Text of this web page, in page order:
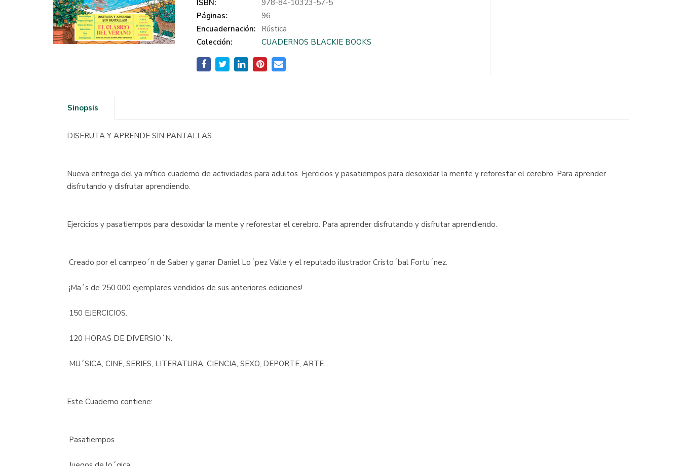
ISBN:
978-84-10323-57-5
Páginas:
96
Encuadernación:
Rústica
Colección:
CUADERNOS BLACKIE BOOKS
Sinopsis
DISFRUTA Y APRENDE SIN PANTALLAS
Nueva entrega del ya mítico cuaderno de actividades para adultos. Ejercicios y pasatiempos para desoxidar la mente y reforestar el cerebro. Para aprender
disfrutando y disfrutar aprendiendo.
Ejercicios y pasatiempos para desoxidar la mente y reforestar el cerebro. Para aprender disfrutando y disfrutar aprendiendo.
 Creado por el campeo´n de Saber y ganar Daniel Lo´pez Valle y el reputado ilustrador Cristo´bal Fortu´nez.
 ¡Ma´s de 250.000 ejemplares vendidos de sus anteriores ediciones!
 150 EJERCICIOS.
 120 HORAS DE DIVERSIO´N.
 MU´SICA, CINE, SERIES, LITERATURA, CIENCIA, SEXO, DEPORTE, ARTE...
Este Cuaderno contiene:
 Pasatiempos